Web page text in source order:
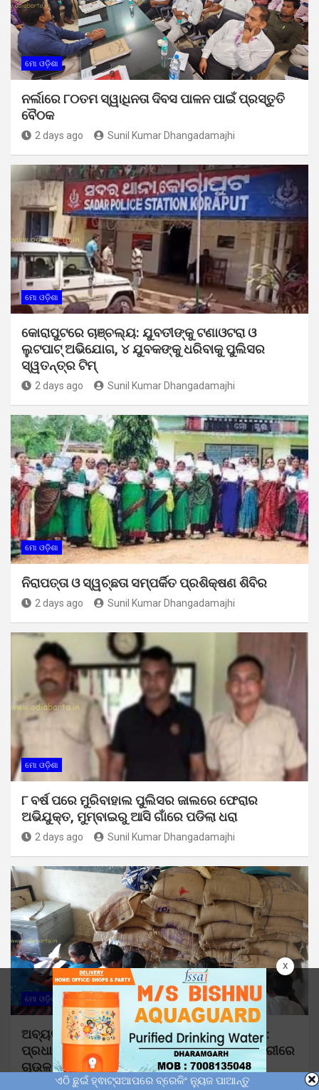
x
ମୋ ଓଡ଼ିଶା
ନର୍ଲାରେ ୮୦ତମ ସ୍ୱାଧିନତା ଦିବସ ପାଳନ ପାଇଁ ପ୍ରସ୍ତୁତି
ବୈଠକ
2 days ago Sunil Kumar Dhangadamajhi
ମୋ ଓଡ଼ିଶା
କୋରାପୁଟରେ ଚାଞ୍ଚଲ୍ୟ: ଯୁବତୀଙ୍କୁ ଟଣାଓଟରା ଓ
ଲୁଟପାଟ୍ ଅଭିଯୋଗ, ୪ ଯୁବକଙ୍କୁ ଧରିବାକୁ ପୁଲିସର
ସ୍ୱତନ୍ତ୍ର ଟିମ୍
2 days ago Sunil Kumar Dhangadamajhi
ମୋ ଓଡ଼ିଶା
ନିରାପତ୍ତା ଓ ସ୍ୱଚ୍ଛତା ସମ୍ପର୍କିତ ପ୍ରଶିକ୍ଷଣ ଶିବିର
2 days ago Sunil Kumar Dhangadamajhi
ମୋ ଓଡ଼ିଶା
୮ ବର୍ଷ ପରେ ମୁରିବାହାଲ ପୁଲିସର ଜାଲରେ ଫେରାର
ଅଭିଯୁକ୍ତ, ମୁମ୍ବାଇରୁ ଆସି ଗାଁରେ ପଡିଲା ଧରା
2 days ago Sunil Kumar Dhangadamajhi
ମୋ ଓଡ଼ିଶା
ଅବ୍ୟବସ୍ଥାରେ ଡ଼ୁମେରପଡା ପ୍ରାଥମିକ ବିଦ୍ୟାଳୟ:
ପ୍ରଧାନ ଶିକ୍ଷକଙ୍କ ମନମାନି ଯୋଗୁଁ ଶ୍ରେଣୀ କୋଠରୀରେ
ଚାଉଳ ବସ୍ତା ଓ ଛାତ୍ର ଛାତ୍ରୀ !
2 days ago Sunil Kumar Dhangadamajhi
ଏଠି ଛୁଇଁ ହ୍ଵାଟ୍ସଆପରେ ବ୍ରେକିଂ ନ୍ୟୁଜ ପାଆନ୍ତୁ